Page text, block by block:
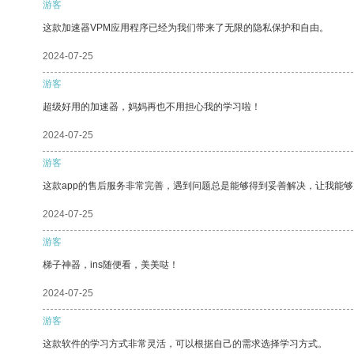
游客
这款加速器VPM应用程序已经为我们带来了无限的隐私保护和自由。
2024-07-25
游客
超级好用的加速器，妈妈再也不用担心我的学习啦！
2024-07-25
游客
这款app的售后服务非常完善，遇到问题总是能够得到妥善解决，让我能够
2024-07-25
游客
梯子神器，ins随便看，美美哒！
2024-07-25
游客
这款软件的学习方式非常灵活，可以根据自己的需求选择学习方式。